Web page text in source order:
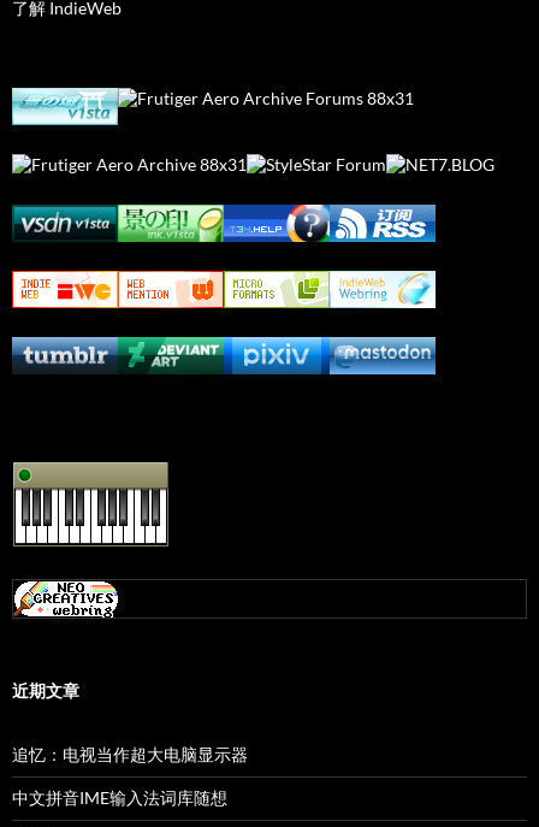
了解 IndieWeb
近期文章
追忆：电视当作超大电脑显示器
中文拼音IME输入法词库随想